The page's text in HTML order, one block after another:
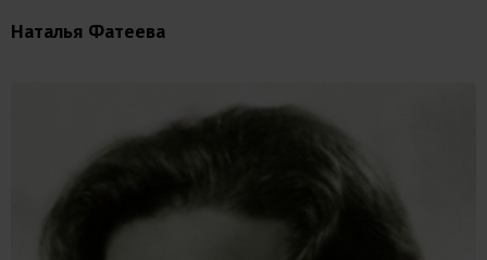
Наталья Фатеева